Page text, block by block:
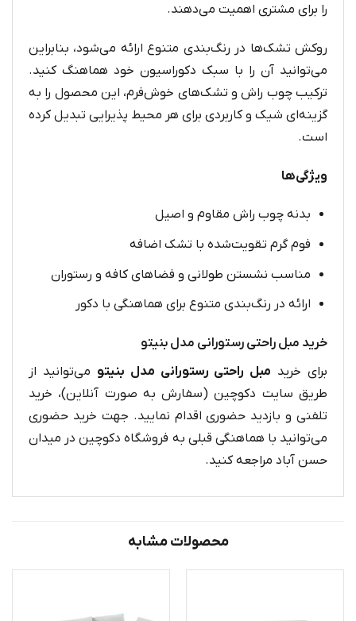
را برای مشتری اهمیت می‌دهند.
روکش تشک‌ها در رنگ‌بندی متنوع ارائه می‌شود، بنابراین
می‌توانید آن را با سبک دکوراسیون خود هماهنگ کنید.
ترکیب چوب راش و تشک‌های خوش‌فرم، این محصول را به
گزینه‌ای شیک و کاربردی برای هر محیط پذیرایی تبدیل کرده
است.
ویژگی‌ها
بدنه چوب راش مقاوم و اصیل
فوم گرم تقویت‌شده با تشک اضافه
مناسب نشستن طولانی و فضاهای کافه‌ و رستوران
ارائه در رنگ‌بندی متنوع برای هماهنگی با دکور
خرید مبل راحتی رستورانی مدل بنیتو
برای خرید مبل راحتی رستورانی مدل بنیتو می‌توانید از
طریق سایت دکوچین (سفارش به صورت آنلاین)، خرید
تلفنی و بازدید حضوری اقدام نمایید. جهت خرید حضوری
می‌توانید با هماهنگی قبلی به فروشگاه دکوچین در میدان
حسن آباد مراجعه کنید.
محصولات مشابه